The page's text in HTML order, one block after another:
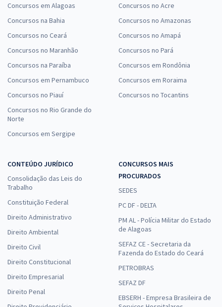
Concursos em Alagoas
Concursos na Bahia
Concursos no Ceará
Concursos no Maranhão
Concursos na Paraíba
Concursos em Pernambuco
Concursos no Piauí
Concursos no Rio Grande do
Norte
Concursos em Sergipe
Concursos no Acre
Concursos no Amazonas
Concursos no Amapá
Concursos no Pará
Concursos em Rondônia
Concursos em Roraima
Concursos no Tocantins
CONTEÚDO JURÍDICO
Consolidação das Leis do
Trabalho
Constituição Federal
Direito Administrativo
Direito Ambiental
Direito Civil
Direito Constitucional
Direito Empresarial
Direito Penal
CONCURSOS MAIS
PROCURADOS
SEDES
PC DF - DELTA
PM AL - Polícia Militar do Estado
de Alagoas
SEFAZ CE - Secretaria da
Fazenda do Estado do Ceará
PETROBRAS
SEFAZ DF
EBSERH - Empresa Brasileira de